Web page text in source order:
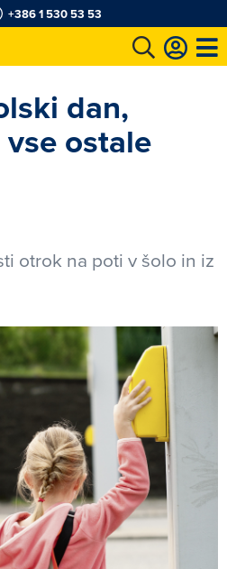
+386 1 530 53 53
dan,
ostale
otrok na poti v šolo in iz